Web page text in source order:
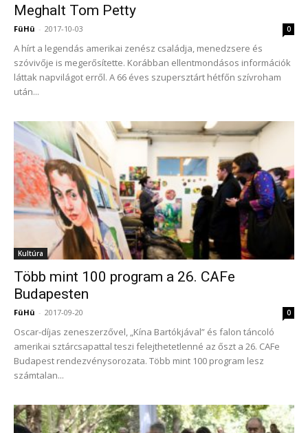
Meghalt Tom Petty
FüHü - 2017-10-03 0
A hírt a legendás amerikai zenész családja, menedzsere és
szóvivője is megerősítette. Korábban ellentmondásos információk
láttak napvilágot erről. A 66 éves szupersztárt hétfőn szívroham
után...
Kultúra
Több mint 100 program a 26. CAFe
Budapesten
FüHü - 2017-09-20 0
Oscar-díjas zeneszerzővel, „Kína Bartókjával” és falon táncoló
amerikai sztárcsapattal teszi felejthetetlenné az őszt a 26. CAFe
Budapest rendezvénysorozata. Több mint 100 program lesz
számtalan...